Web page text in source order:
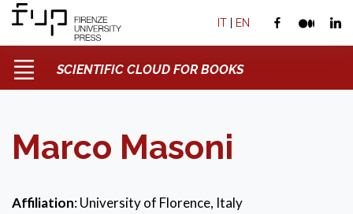
IT | EN
SCIENTIFIC CLOUD FOR BOOKS
Marco Masoni
Affiliation: University of Florence, Italy